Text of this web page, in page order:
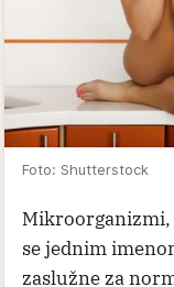
Foto: Shutterstock
Mikroorganizmi,
se jednim
zaslužne za